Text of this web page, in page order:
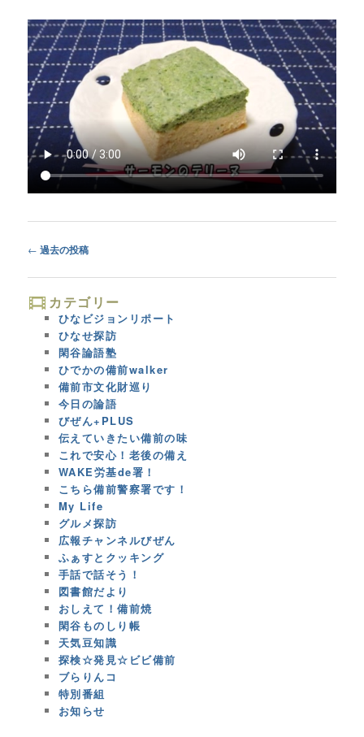
Post
← 過去の投稿
カテゴリー
ひなビジョンリポート
ひなせ探訪
閑谷論語塾
ひでかの備前walker
備前市文化財巡り
今日の論語
びぜん+PLUS
伝えていきたい備前の味
これで安心！老後の備え
WAKE労基de署！
こちら備前警察署です！
My Life
グルメ探訪
広報チャンネルびぜん
ふぁすとクッキング
手話で話そう！
図書館だより
おしえて！備前焼
閑谷ものしり帳
天気豆知識
探検☆発見☆ビビ備前
ブらりんコ
特別番組
お知らせ